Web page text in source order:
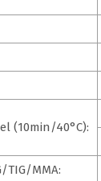
(10min/40°C):
MMA: